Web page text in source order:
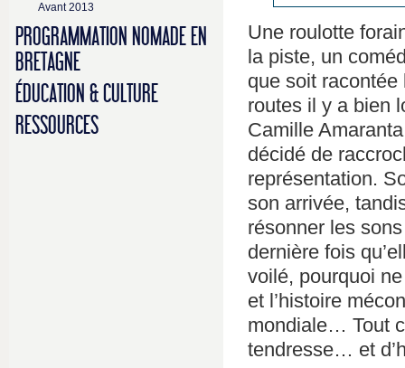
Avant 2013
PROGRAMMATION NOMADE EN
BRETAGNE
ÉDUCATION & CULTURE
RESSOURCES
Une roulotte
la piste, un
que soit racontée
routes il y a bien
Camille
décidé de
représentation.
son arrivée,
résonner les
dernière fois
voilé, pourquoi
et l’histoire
mondiale… Tout
tendresse… et